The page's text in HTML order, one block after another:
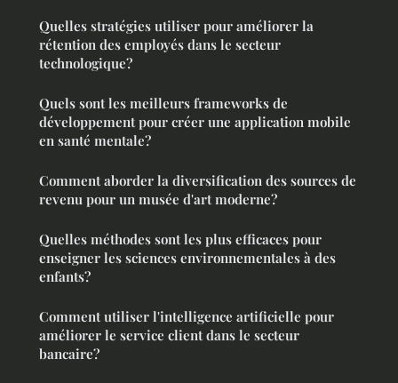
Quelles stratégies utiliser pour améliorer la
rétention des employés dans le secteur
technologique?
Quels sont les meilleurs frameworks de
développement pour créer une application mobile
en santé mentale?
Comment aborder la diversification des sources de
revenu pour un musée d'art moderne?
Quelles méthodes sont les plus efficaces pour
enseigner les sciences environnementales à des
enfants?
Comment utiliser l'intelligence artificielle pour
améliorer le service client dans le secteur
bancaire?